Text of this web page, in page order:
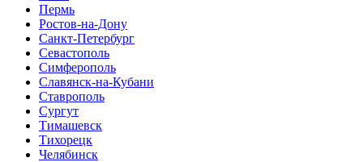
Пермь
Ростов-на-Дону
Санкт-Петербург
Севастополь
Симферополь
Славянск-на-Кубани
Ставрополь
Сургут
Тимашевск
Тихорецк
Челябинск